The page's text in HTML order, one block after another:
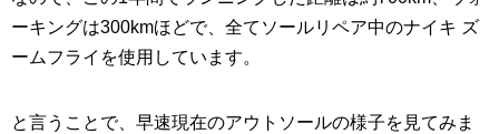
ーキングは300kmほどで、全てソールリペア中のナイキ ズ
ームフライを使用しています。
と言うことで、早速現在のアウトソールの様子を見てみま